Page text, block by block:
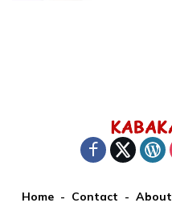
Home Contact About